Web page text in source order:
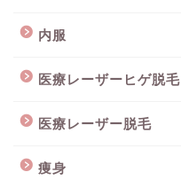
内服
医療レーザーヒゲ脱毛
医療レーザー脱毛
痩身